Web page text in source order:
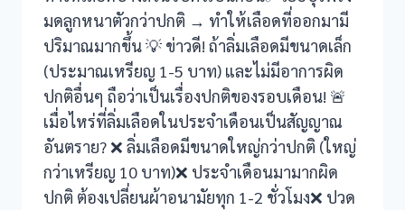
panel
panel
panel
panel
panel
มดลูกหนาตัวกว่าปกติ → ทำให้เลือดที่ออกมามี
ปริมาณมากขึ้น 💡 ข่าวดี! ถ้าลิ่มเลือดมีขนาดเล็ก
(ประมาณเหรียญ 1-5 บาท) และไม่มีอาการผิด
ปกติอื่นๆ ถือว่าเป็นเรื่องปกติของรอบเดือน! 🚨
เมื่อไหร่ที่ลิ่มเลือดในประจำเดือนเป็นสัญญาณ
อันตราย? ❌ ลิ่มเลือดมีขนาดใหญ่กว่าปกติ (ใหญ่
กว่าเหรียญ 10 บาท)❌ ประจำเดือนมามากผิด
ปกติ ต้องเปลี่ยนผ้าอนามัยทุก 1-2 ชั่วโมง❌ ปวด